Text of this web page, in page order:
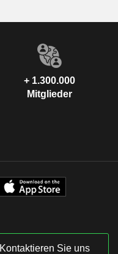
+ 1.300.000
Mitglieder
Kontaktieren Sie uns